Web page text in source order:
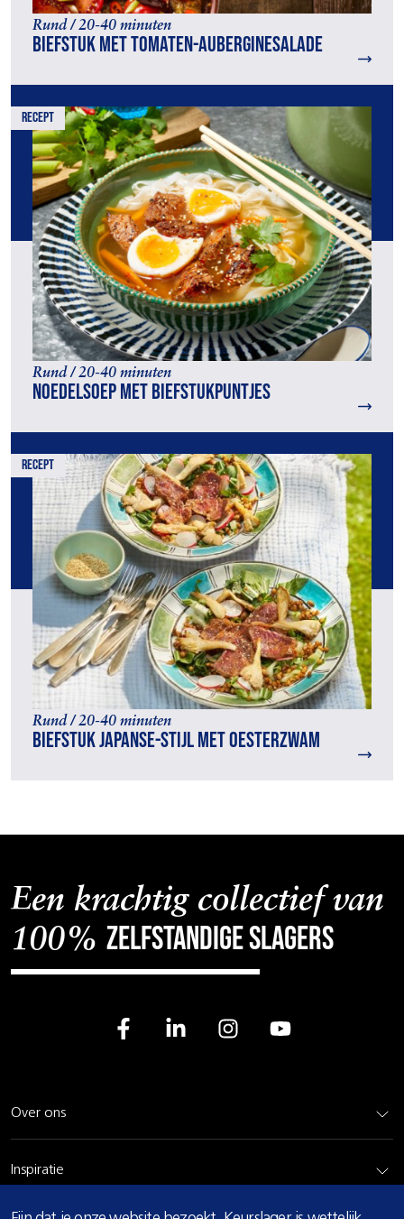
Rund / 20-40 minuten
Biefstuk met tomaten-auberginesalade
recept
Rund / 20-40 minuten
Noedelsoep met biefstukpuntjes
recept
Rund / 20-40 minuten
Biefstuk Japanse-stijl met oesterzwam
Een krachtig collectief van
100% zelfstandige slagers
Over ons
Inspiratie